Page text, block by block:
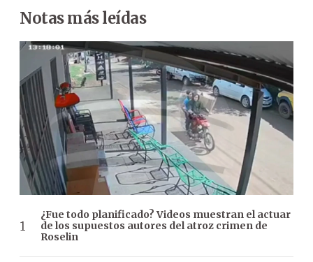
Notas más leídas
¿Fue todo planificado? Videos muestran el actuar
de los supuestos autores del atroz crimen de
Roselin